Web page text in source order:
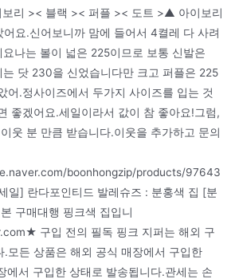
보리 >< 블랙 >< 퍼플 >< 도트 >▲ 아이보리
요.신어보니까 맘에 들어서 4켤레 다 사려
요나는 볼이 넓은 225이므로 보통 신발은
닷 230을 신었습니다만 크고 퍼플은 225
어.정사이즈에서 두가지 사이즈를 입는 것
좋겠어요.세일이라서 값이 참 좋아요!그럼,
웃 분 만큼 받습니다.이웃을 추가하고 문의
boonhongzip/products/97643
] 란다포인티드 발레슈즈 : 분홍색 집 [분
구매대행 핑크색 집입니
구입 전의 필독 핑크 지퍼는 해외 구
.모든 상품은 해외 공식 매장에서 구입한
에서 구입한 상태로 발송됩니다.관세는 손